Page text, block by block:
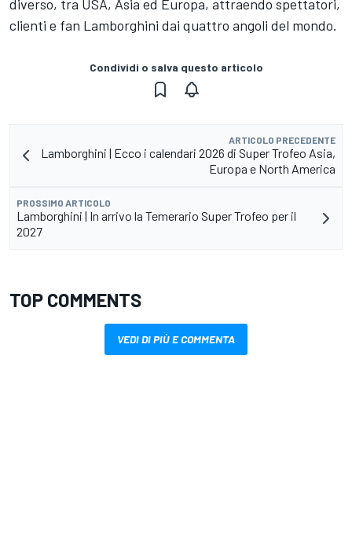
diverso, tra USA, Asia ed Europa, attraendo spettatori,
clienti e fan Lamborghini dai quattro angoli del mondo.
Condividi o salva questo articolo
ARTICOLO PRECEDENTE
Lamborghini | Ecco i calendari 2026 di Super Trofeo Asia,
Europa e North America
PROSSIMO ARTICOLO
Lamborghini | In arrivo la Temerario Super Trofeo per il
2027
TOP COMMENTS
VEDI DI PIÙ E COMMENTA